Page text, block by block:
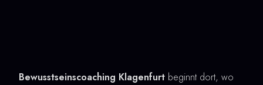
Bewusstseinscoaching Klagenfurt beginnt dort, wo